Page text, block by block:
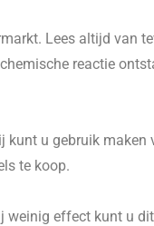
Lees altijd van
reactie
kunt u gebruik maken
te koop.
weinig effect kunt u